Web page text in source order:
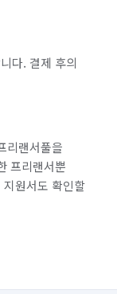
다. 결제 후의
리랜서풀을
프리랜서뿐
원서도 확인할